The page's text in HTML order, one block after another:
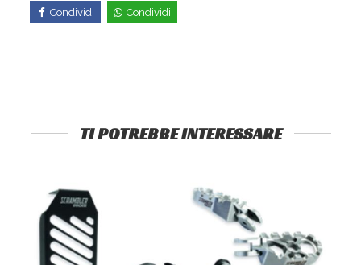
Condividi Condividi
TI POTREBBE INTERESSARE